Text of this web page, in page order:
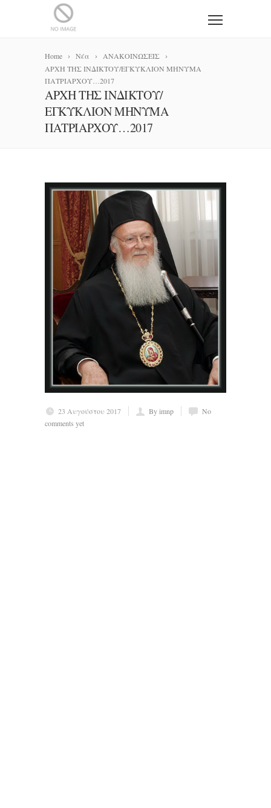
Home Νέα
ΑΝΑΚΟΙΝΩΣΕΙΣ
ΑΡΧΗ ΤΗΣ ΙΝΔΙΚΤΟΥ/ΕΓΚΥΚΛΙΟΝ ΜΗΝΥΜΑ
ΠΑΤΡΙΑΡΧΟΥ…2017
ΑΡΧΗ ΤΗΣ ΙΝΔΙΚΤΟΥ/
ΕΓΚΥΚΛΙΟΝ ΜΗΝΥΜΑ
ΠΑΤΡΙΑΡΧΟΥ…2017
23 Αυγούστου 2017 By imnp
No
comments yet